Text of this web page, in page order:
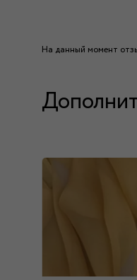
На данный момент